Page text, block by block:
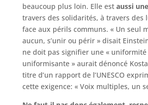
beaucoup plus loin. Elle estaussi
travers des solidarités, à travers des
face aux périls communs. « Un seul
aucun, s’unir ou périr » disait
ne doit pas signifier une « uniformité
uniformisante » aurait dénoncé
titre d’un rapport de l’UNESCO
cette exigence: « Voix multiples, un